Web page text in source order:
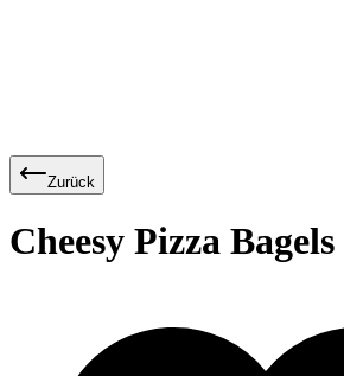
Zurück
Cheesy Pizza Bagels